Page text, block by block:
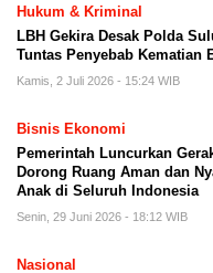
Hukum & Kriminal
LBH Gekira Desak Polda
Tuntas Penyebab Kematian
Kamis, 2 Juli 2026 - 15:24 WIB
Bisnis Ekonomi
Pemerintah Luncurkan
Dorong Ruang Aman dan
Anak di Seluruh Indonesia
Senin, 29 Juni 2026 - 18:12 WIB
Nasional